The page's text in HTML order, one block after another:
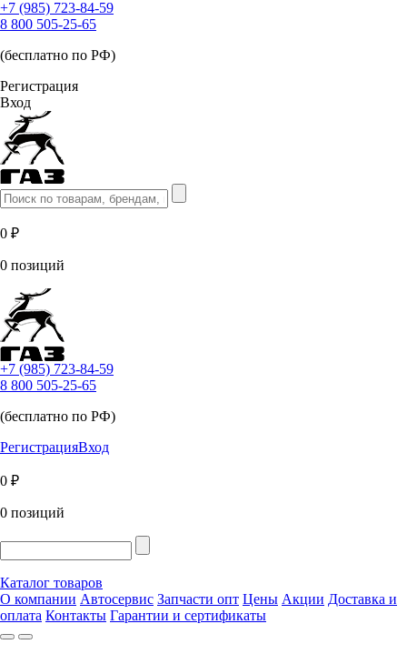
+7 (985) 723-84-59
8 800 505-25-65
(бесплатно по РФ)
Регистрация
Вход
0 ₽
0 позиций
+7 (985) 723-84-59
8 800 505-25-65
(бесплатно по РФ)
РегистрацияВход
0 ₽
0 позиций
Каталог товаров
О компании Автосервис Запчасти опт Цены Акции Доставка и
оплата Контакты Гарантии и сертификаты